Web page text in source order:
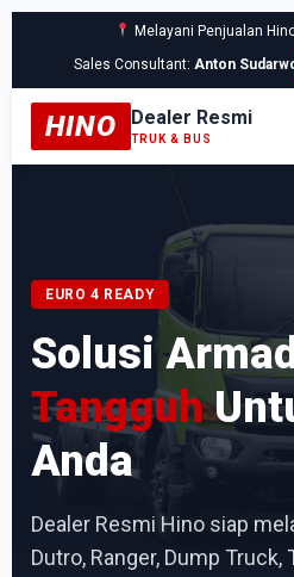
Melayani Penjualan
Sales Consultant:Anton
HINO Dealer Resmi
TRUK & BUS
EURO 4 READY
Solusi
Tangguh
Anda
Dealer Resmi Hino siap
Dutro, Ranger, Dump Truck,